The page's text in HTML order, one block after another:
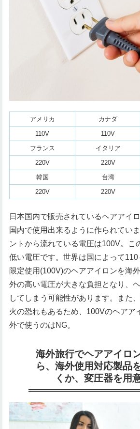
アメリカ カナダ
110V
110V
フランス
イタリア
220V
220V
韓国
台湾
220V
220V
日本国内で販売されているヘアアイ
国内で使用出来るように作られてい
ントから流れている電圧は100V。こ
低い電圧です。世界は国によって
限定使用(100V)のヘアアイロンを海
外の高い電圧が大きな負担となり、
してしまう可能性があります。また
火の恐れもあるため、100Vのヘアア
外で使うのはNG。
海外旅行でヘアアイロ
ら、海外使用対応製品
くか、変圧器を用